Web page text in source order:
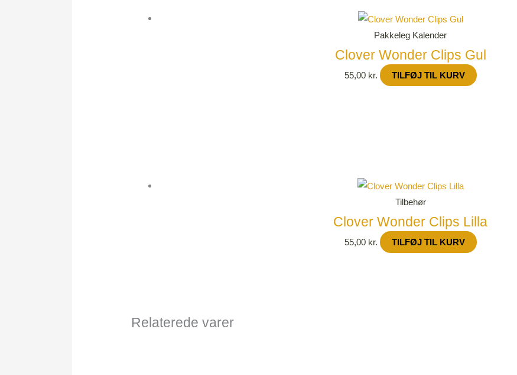
Pakkeleg Kalender
Clover Wonder Clips Gul
55,00 kr. TILFØJ TIL KURV
Tilbehør
Clover Wonder Clips Lilla
55,00 kr. TILFØJ TIL KURV
Relaterede varer